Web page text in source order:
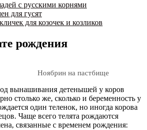
с русскими корнями
для гусят
для козочек и козликов
рождения
Ноябрин на пастбище
вынашивания детенышей у коров
столько же, сколько и беременность у
один теленок, но иногда корова
Чаще всего телята рождаются
связанные с временем рождения: